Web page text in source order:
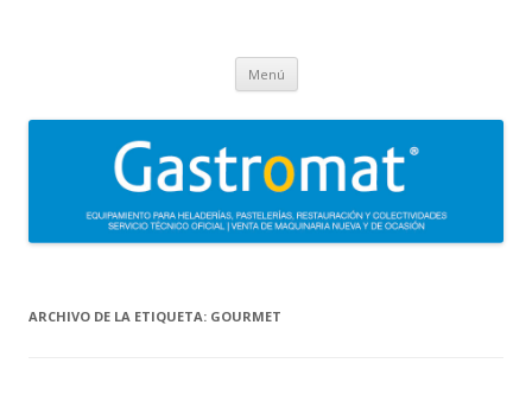
de maquinaria para heladerías, pastelerías, restauración y
Menú Saltar
contenido
ARCHIVO DE LA ETIQUETA: GOURMET